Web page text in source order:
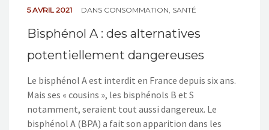
5 AVRIL 2021 DANS CONSOMMATION SANTÉ
Bisphénol A : des alternatives
potentiellement dangereuses
Le bisphénol A est interdit en France depuis six ans.
Mais ses « cousins », les bisphénols B et S
notamment, seraient tout aussi dangereux. Le
bisphénol A (BPA) a fait son apparition dans les